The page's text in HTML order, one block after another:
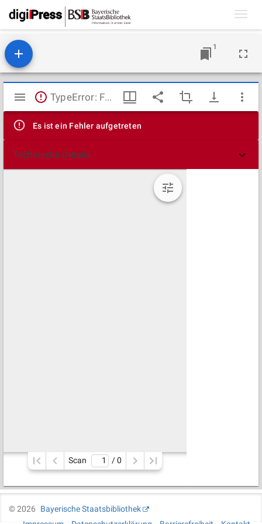
1
Mirador
Viewer
TypeError: Failed to fetch
Es ist ein Fehler aufgetreten
Technische Details
Scan / 0
©2026
Bayerische Staatsbibliothek